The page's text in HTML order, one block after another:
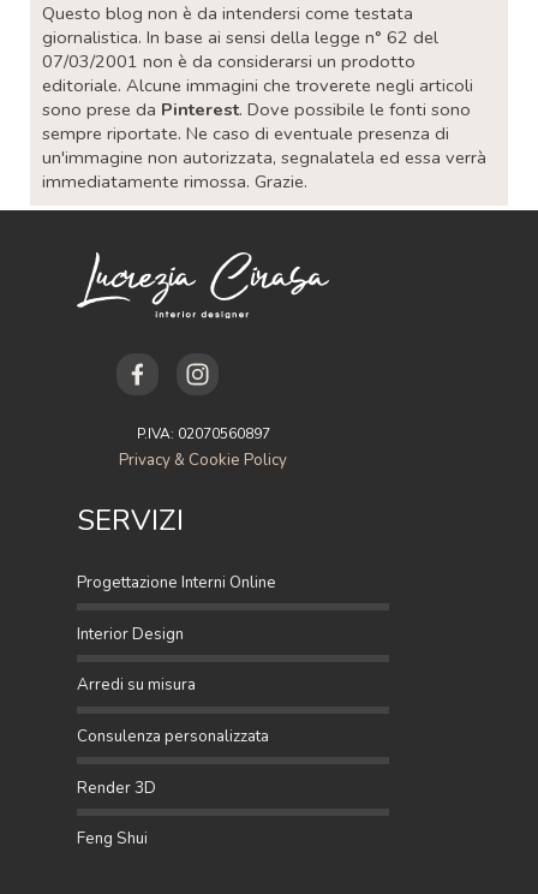
Questo blog non è da intendersi come testata
giornalistica. In base ai sensi della legge n° 62 del
07/03/2001 non è da considerarsi un prodotto
editoriale. Alcune immagini che troverete negli articoli
sono prese da Pinterest. Dove possibile le fonti sono
sempre riportate. Ne caso di eventuale presenza di
un'immagine non autorizzata, segnalatela ed essa verrà
immediatamente rimossa. Grazie.
SERVIZI
Progettazione Interni Online
Interior Design
Arredi su misura
Consulenza personalizzata
Render 3D
Feng Shui
P.IVA: 02070560897
Privacy & Cookie Policy